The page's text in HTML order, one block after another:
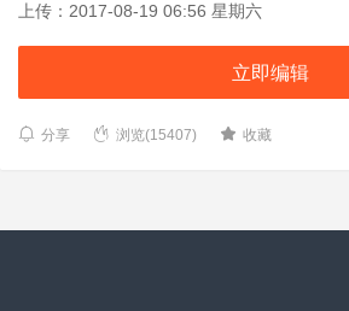
上传：2017-08-19 06:56 星期六
立即编辑
分享 浏览(15407) 收藏